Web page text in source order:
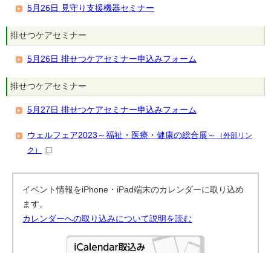
5月26日 見守り支援機器セミナー
排せつケアセミナー
5月26日 排せつケアセミナー申込みフォーム
排せつケアセミナー
5月27日 排せつケアセミナー申込みフォーム
ウェルフェア2023～福祉・医療・健康の総合展～
（外部リン
ク）
イベント情報をiPhone・iPad端末のカレンダーに取り込め
ます。
カレンダーへの取り込みについて説明を読む